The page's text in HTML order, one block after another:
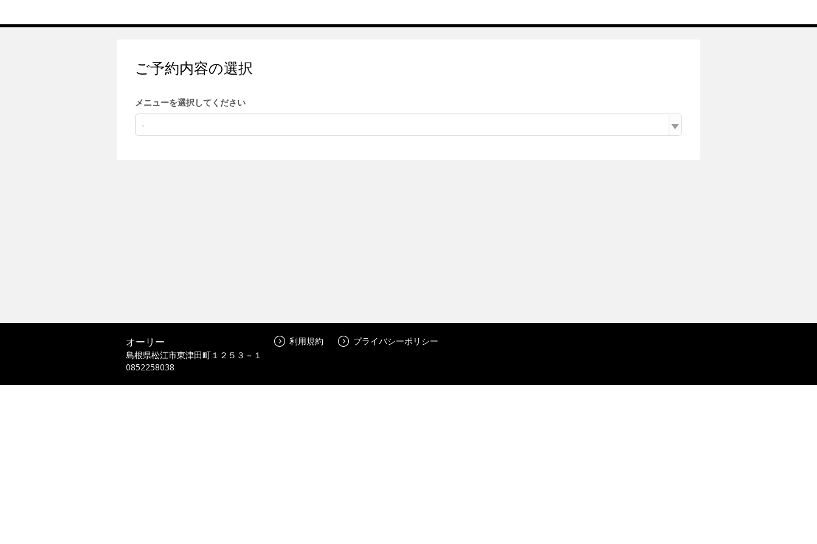
ご予約内容の選択
メニューを選択してください
-
オーリー
島根県松江市東津田町１２５３－１
0852258038
利用規約 プライバシーポリシー